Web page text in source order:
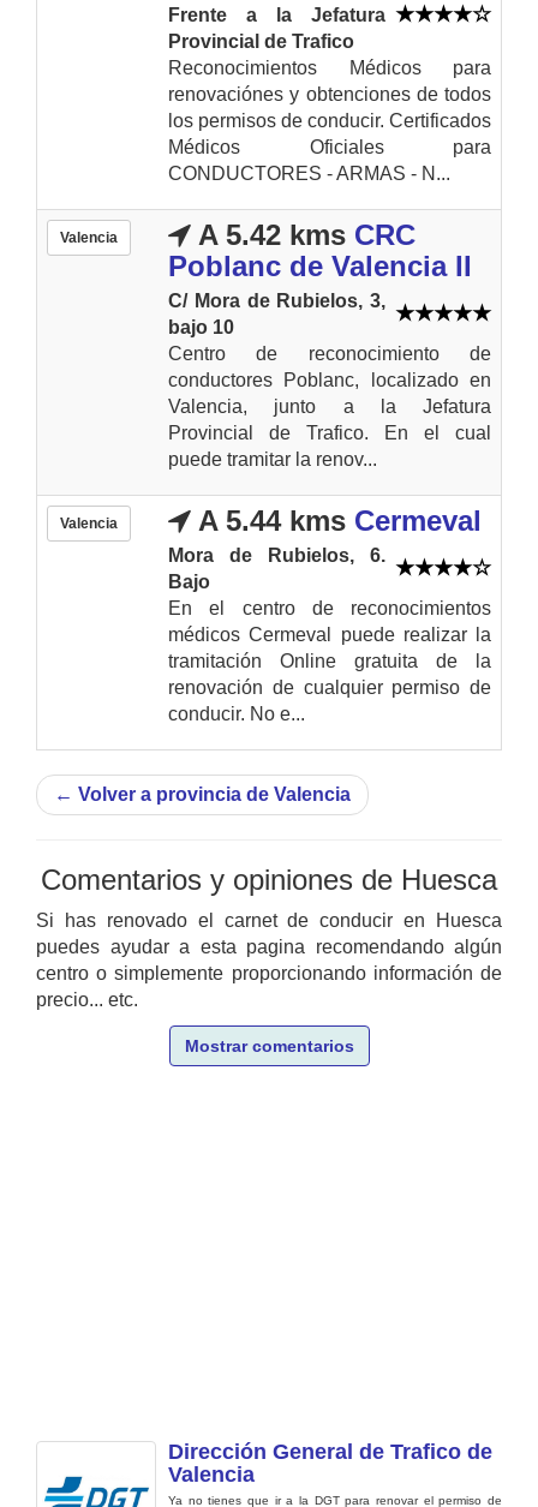
Frente a la Jefatura
Provincial de Trafico
Reconocimientos Médicos para
renovaciónes y obtenciones de todos
los permisos de conducir. Certificados
Médicos Oficiales para
CONDUCTORES - ARMAS - N...
Valencia A 5.42 kms CRC
Poblanc de Valencia II
C/ Mora de Rubielos, 3,
bajo 10
Centro de reconocimiento de
conductores Poblanc, localizado en
Valencia, junto a la Jefatura
Provincial de Trafico. En el cual
puede tramitar la renov...
Valencia A 5.44 kms Cermeval
Mora de Rubielos, 6.
Bajo
En el centro de reconocimientos
médicos Cermeval puede realizar la
tramitación Online gratuita de la
renovación de cualquier permiso de
conducir. No e...
← Volver a provincia de Valencia
Comentarios y opiniones de Huesca
Si has renovado el carnet de conducir en Huesca
puedes ayudar a esta pagina recomendando algún
centro o simplemente proporcionando información de
precio... etc.
Mostrar comentarios
Dirección General de Trafico de
Valencia
Ya no tienes que ir a la DGT para renovar el permiso de